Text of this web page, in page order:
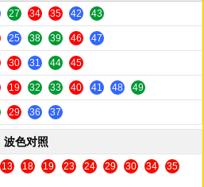
27 34 35 42 43
25 38 39 46 47
30 31 44 45
19 32 33 40 41 48 49
29 36 37
波色对照
13 18 19 23 24 29 30 34
35